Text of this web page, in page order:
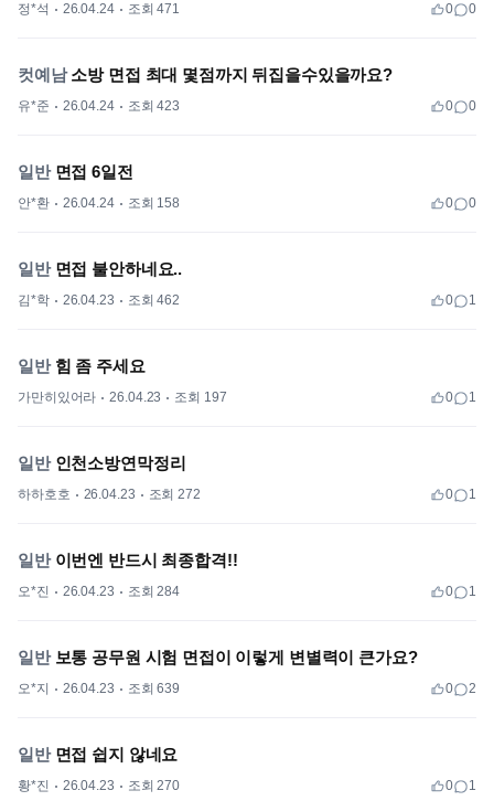
정*석 26.04.24 조회 471 0 0
컷예남소방 면접 최대 몇점까지 뒤집을수있을까요?
유*준 26.04.24 조회 423 0 0
일반면접 6일전
안*환 26.04.24 조회 158 0 0
일반면접 불안하네요..
김*학 26.04.23 조회 462 0 1
일반힘 좀 주세요
가만히있어라 26.04.23 조회 197 0 1
일반인천소방연막정리
하하호호 26.04.23 조회 272 0 1
일반이번엔 반드시 최종합격!!
오*진 26.04.23 조회 284 0 1
일반보통 공무원 시험 면접이 이렇게 변별력이 큰가요?
오*지 26.04.23 조회 639 0 2
일반면접 쉽지 않네요
황*진 26.04.23 조회 270 0 1